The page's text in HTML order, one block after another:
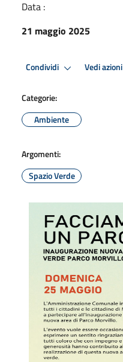
Data :
21 maggio 2025
Condividi Vedi azioni
Categorie:
Ambiente
Argomenti:
Spazio Verde